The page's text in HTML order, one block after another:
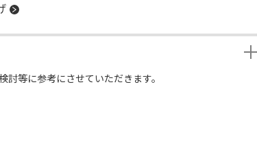
等に参考にさせていただきます。